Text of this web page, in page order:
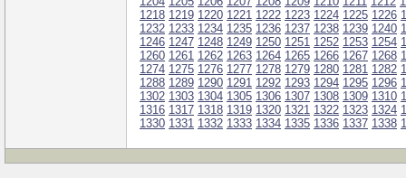
1218 1219 1220 1221 1222 1223 1224 1225 1226
1232 1233 1234 1235 1236 1237 1238 1239 1240
1246 1247 1248 1249 1250 1251 1252 1253 1254
1260 1261 1262 1263 1264 1265 1266 1267 1268
1274 1275 1276 1277 1278 1279 1280 1281 1282
1288 1289 1290 1291 1292 1293 1294 1295 1296
1302 1303 1304 1305 1306 1307 1308 1309 1310
1316 1317 1318 1319 1320 1321 1322 1323 1324
1330 1331 1332 1333 1334 1335 1336 1337 1338